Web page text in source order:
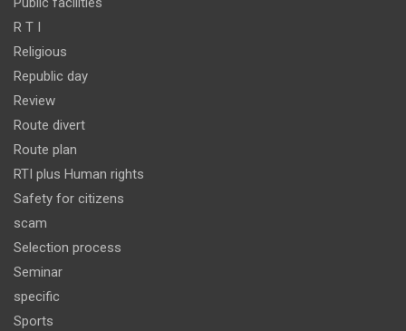
R T I
Religious
Republic day
Review
Route divert
Route plan
RTI plus Human rights
Safety for citizens
scam
Selection process
Seminar
specific
Sports